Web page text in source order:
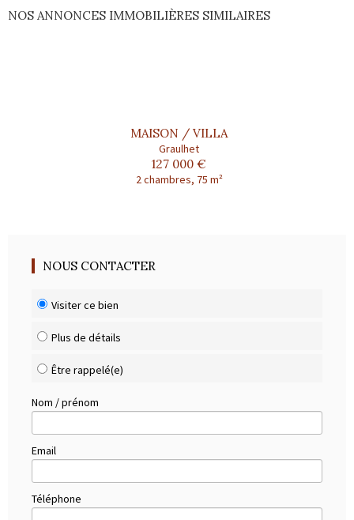
NOS ANNONCES IMMOBILIÈRES SIMILAIRES
MAISON / VILLA
Graulhet
127 000 €
2 chambres, 75 m²
NOUS CONTACTER
Visiter ce bien
Plus de détails
Être rappelé(e)
Nom / prénom
Email
Téléphone